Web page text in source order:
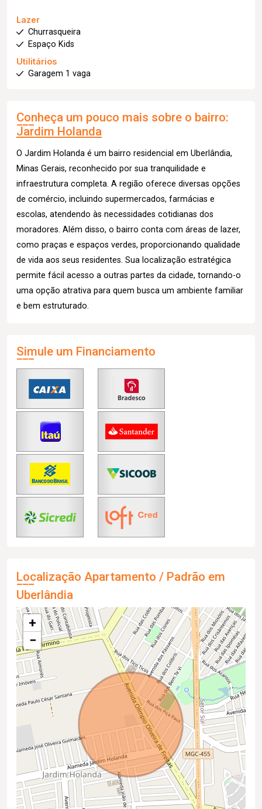
Lazer
Churrasqueira
Espaço Kids
Utilitários
Garagem 1 vaga
Conheça um pouco mais sobre o bairro:
Jardim Holanda
O Jardim Holanda é um bairro residencial em Uberlândia,
Minas Gerais, reconhecido por sua tranquilidade e
infraestrutura completa. A região oferece diversas opções
de comércio, incluindo supermercados, farmácias e
escolas, atendendo às necessidades cotidianas dos
moradores. Além disso, o bairro conta com áreas de lazer,
como praças e espaços verdes, proporcionando qualidade
de vida aos seus residentes. Sua localização estratégica
permite fácil acesso a outras partes da cidade, tornando-o
uma opção atrativa para quem busca um ambiente familiar
e bem estruturado.
Simule um Financiamento
Localização Apartamento / Padrão em
Uberlândia
+
−